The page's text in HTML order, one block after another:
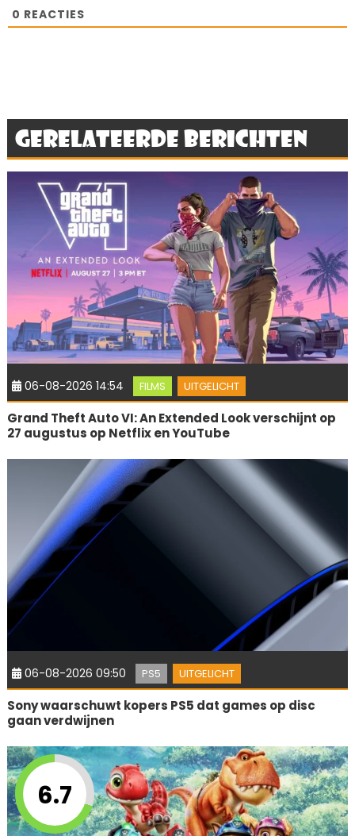
0 REACTIES
Gerelateerde berichten
06-08-2026 14:54 FILMS UITGELICHT
Grand Theft Auto VI: An Extended Look verschijnt op
27 augustus op Netflix en YouTube
06-08-2026 09:50 PS5 UITGELICHT
Sony waarschuwt kopers PS5 dat games op disc
gaan verdwijnen
6.7